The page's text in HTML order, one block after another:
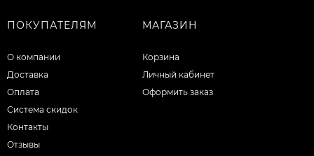
ПОКУПАТЕЛЯМ
О компании
Доставка
Оплата
Система скидок
Контакты
Отзывы
МАГАЗИН
Корзина
Личный кабинет
Оформить заказ